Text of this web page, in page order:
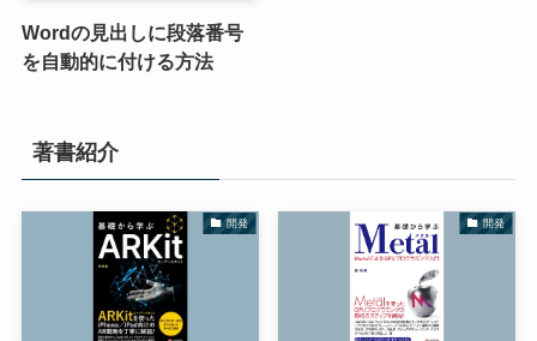
Wordの見出しに段落番号
を自動的に付ける方法
著書紹介
開発 開発